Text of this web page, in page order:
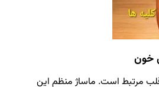
خون
مرتبط است. ماساژ منظم این